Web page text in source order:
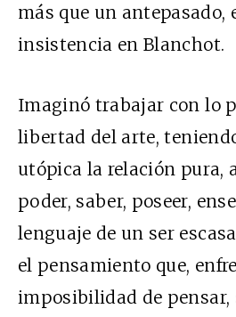
más que un antepasado,
insistencia en Blanchot.
Imaginó trabajar con lo
libertad del arte,
utópica la relación pura,
poder, saber, poseer,
lenguaje de un ser
el pensamiento que,
imposibilidad de pensar,